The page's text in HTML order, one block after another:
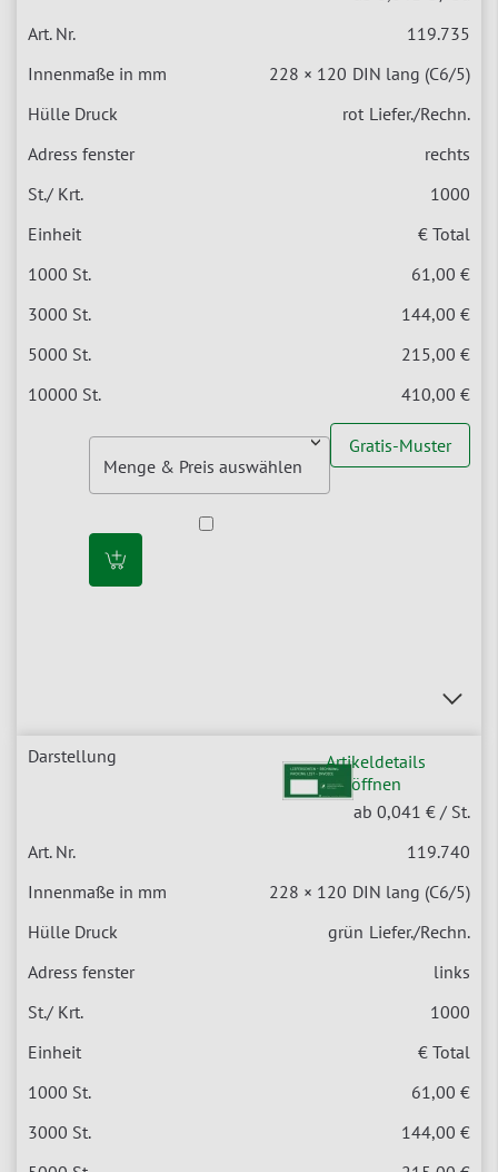
119.735
228 × 120 DIN lang (C6/5)
rot Liefer./Rechn.
rechts
1000
€ Total
61,00 €
144,00 €
215,00 €
410,00 €
Gratis-Muster
Artikeldetails
öffnen
ab 0,041 € / St.
119.740
228 × 120 DIN lang (C6/5)
grün Liefer./Rechn.
links
1000
€ Total
61,00 €
144,00 €